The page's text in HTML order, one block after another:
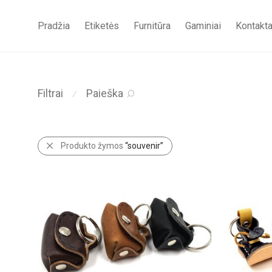
Pradžia Etiketės Furnitūra Gaminiai
Filtrai ⁄ Paieška
Produkto žymos “souvenir”